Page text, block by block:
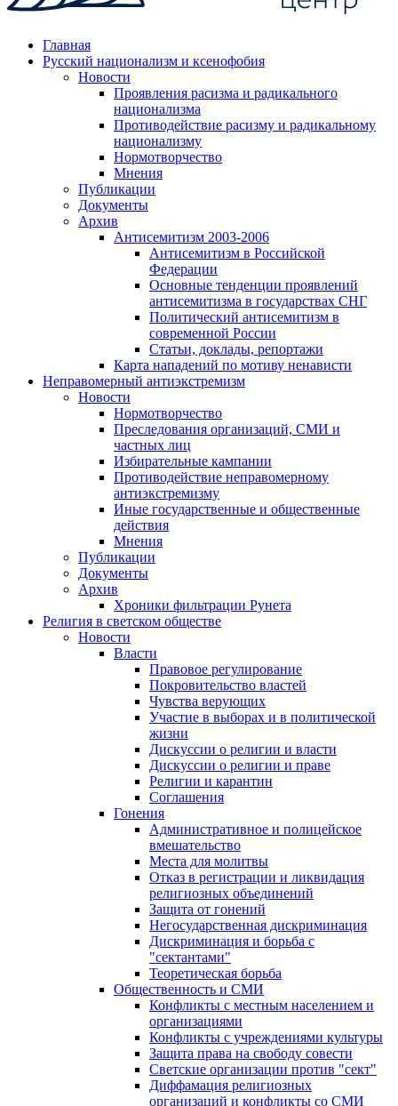
Главная
Русский национализм и ксенофобия
Новости
Проявления расизма и радикального
национализма
Противодействие расизму и радикальному
национализму
Нормотворчество
Мнения
Публикации
Документы
Архив
Антисемитизм 2003-2006
Антисемитизм в Российской
Федерации
Основные тенденции проявлений
антисемитизма в государствах СНГ
Политический антисемитизм в
современной России
Статьи, доклады, репортажи
Карта нападений по мотиву ненависти
Неправомерный антиэкстремизм
Новости
Нормотворчество
Преследования организаций, СМИ и
частных лиц
Избирательные кампании
Противодействие неправомерному
антиэкстремизму
Иные государственные и общественные
действия
Мнения
Публикации
Документы
Архив
Хроники фильтрации Рунета
Религия в светском обществе
Новости
Власти
Правовое регулирование
Покровительство властей
Чувства верующих
Участие в выборах и в политической
жизни
Дискуссии о религии и власти
Дискуссии о религии и праве
Религии и карантин
Соглашения
Гонения
Административное и полицейское
вмешательство
Места для молитвы
Отказ в регистрации и ликвидация
религиозных объединений
Защита от гонений
Негосударственная дискриминация
Дискриминация и борьба с
"сектантами"
Теоретическая борьба
Общественность и СМИ
Конфликты с местным населением и
организациями
Конфликты с учреждениями культуры
Защита права на свободу совести
Светские организации против "сект"
Диффамация религиозных
организаций и конфликты со СМИ